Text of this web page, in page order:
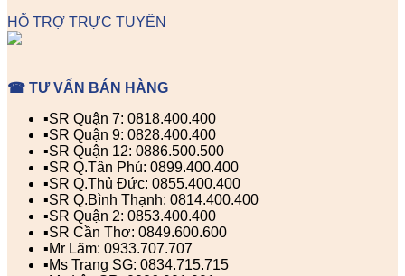
HỖ TRỢ TRỰC TUYẾN
☎ TƯ VẤN BÁN HÀNG
▪️SR Quận 7: 0818.400.400
▪️SR Quận 9: 0828.400.400
▪️SR Quận 12: 0886.500.500
▪️SR Q.Tân Phú: 0899.400.400
▪️SR Q.Thủ Đức: 0855.400.400
▪️SR Q.Bình Thạnh: 0814.400.400
▪️SR Quận 2: 0853.400.400
▪️SR Cần Thơ: 0849.600.600
▪️Mr Lãm: 0933.707.707
▪️Ms Trang SG: 0834.715.715